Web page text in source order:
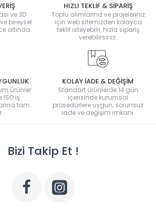
ve 3D
bireysel
altında.
HIZLI TEKLİF & SİPARİŞ
Toplu alımlarınız ve projeleriniz
için web sitemizden kolayca
teklif isteyebilir, hızla sipariş
verebilirsiniz.
ürünler
ISO iş
tam
KOLAY İADE & DEĞİŞİM
Standart ürünlerde 14 gün
içerisinde kurumsal
prosedürlere uygun, sorunsuz
iade ve değişim imkanı.
Bizi Takip Et !